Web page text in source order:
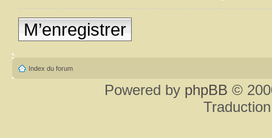
M’enregistrer
Index du forum
Powered by phpBB ©